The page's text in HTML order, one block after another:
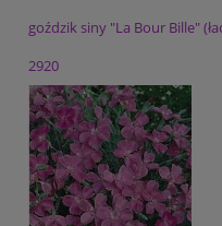
goździk siny "La Bour Bille"
2920